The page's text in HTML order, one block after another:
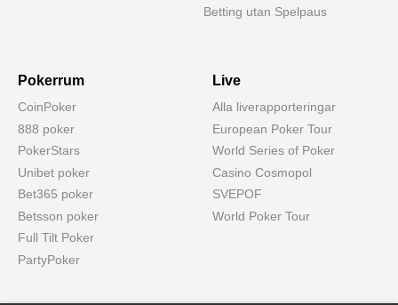
Betting utan Spelpaus
Pokerrum
CoinPoker
888 poker
PokerStars
Unibet poker
Bet365 poker
Betsson poker
Full Tilt Poker
PartyPoker
Live
Alla liverapporteringar
European Poker Tour
World Series of Poker
Casino Cosmopol
SVEPOF
World Poker Tour